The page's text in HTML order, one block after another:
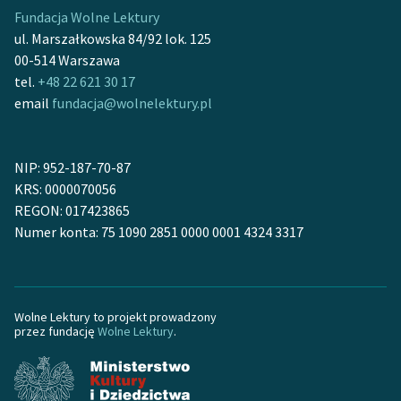
Fundacja Wolne Lektury
ul. Marszałkowska 84/92 lok. 125
00-514 Warszawa
tel. +48 22 621 30 17
email fundacja@wolnelektury.pl
NIP: 952-187-70-87
KRS: 0000070056
REGON: 017423865
Numer konta: 75 1090 2851 0000 0001 4324 3317
Wolne Lektury to projekt prowadzony
przez fundację Wolne Lektury.